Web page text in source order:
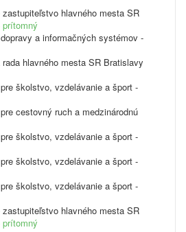
hlavného mesta SR
prítomný
a informačných systémov -
hlavného mesta SR Bratislavy
školstvo, vzdelávanie a šport -
cestovný ruch a medzinárodnú
školstvo, vzdelávanie a šport -
školstvo, vzdelávanie a šport -
školstvo, vzdelávanie a šport -
hlavného mesta SR
prítomný